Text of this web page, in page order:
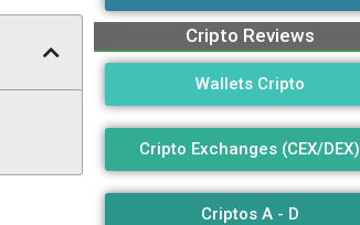
Cripto Reviews
Wallets Cripto
Cripto Exchanges (CEX/DEX)
Criptos A - D